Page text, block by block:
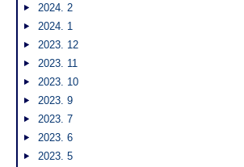
2024. 2
2024. 1
2023. 12
2023. 11
2023. 10
2023. 9
2023. 7
2023. 6
2023. 5